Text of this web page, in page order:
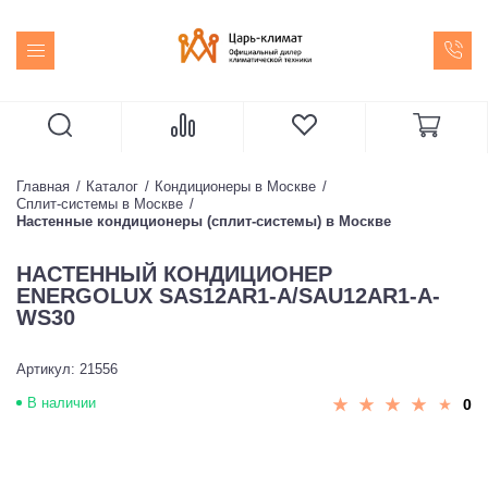
Главная Каталог
Кондиционеры в Москве
Сплит-системы в Москве
Настенные кондиционеры (сплит-системы) в Москве
НАСТЕННЫЙ КОНДИЦИОНЕР
ENERGOLUX SAS12AR1-A/SAU12AR1-A-
WS30
Артикул: 21556
В наличии 0